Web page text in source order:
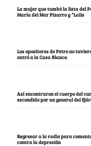
La mujer que tumbó la lista del
María del Mar Pizarro y “Lalis
Los opositores de Petro no
entró a la Casa Blanca
Así encontraron el cuerpo del
escondido por un general del
Regresar a la radio para
contra la depresión